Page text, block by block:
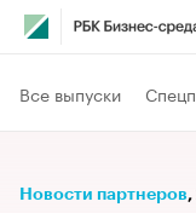
Все выпуски
Новости партнеров⁠,